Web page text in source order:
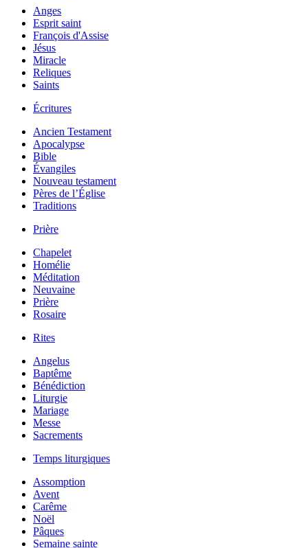
Anges
Esprit saint
François d'Assise
Jésus
Miracle
Reliques
Saints
Écritures
Ancien Testament
Apocalypse
Bible
Évangiles
Nouveau testament
Pères de l’Église
Traditions
Prière
Chapelet
Homélie
Méditation
Neuvaine
Prière
Rosaire
Rites
Angelus
Baptême
Bénédiction
Liturgie
Mariage
Messe
Sacrements
Temps liturgiques
Assomption
Avent
Carême
Noël
Pâques
Semaine sainte